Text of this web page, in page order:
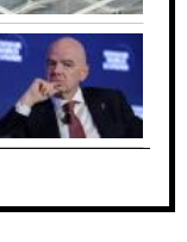
7 نصائح
الأسود